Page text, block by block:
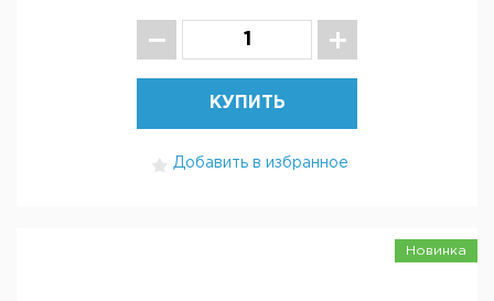
КУПИТЬ
Добавить в избранное
Новинка